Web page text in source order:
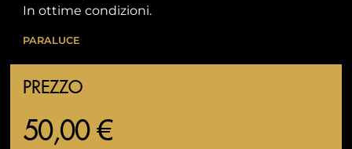
In ottime condizioni.
PARALUCE
PREZZO
50,00 €